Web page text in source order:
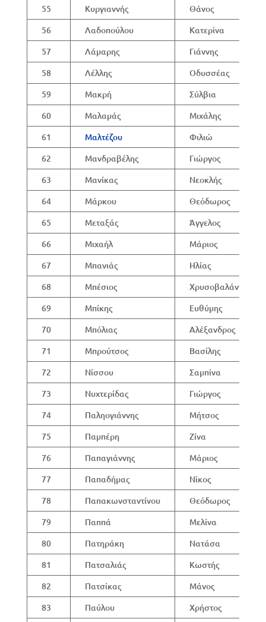
55 Κυργιαννής
Θάνος
56
Λαδοπούλου
Κατερίνα
57
Λάμαρης
Γιάννης
58
Λέλλης
Οδυσσέας
59
Μακρή
Σύλβια
60
Μαλαμάς
Μιχάλης
61
Μαλτέζου
Φιλιώ
62
Μανδραβέλης
Γιώργος
63
Μανίκας
Νεοκλής
64
Μάρκου
Θεόδωρος
65
Μεταξάς
Άγγελος
66
Μιχαήλ
Μάριος
67
Μπανιάς
Ηλίας
68
Μπέσιος
Χρυσοβαλάντης
69
Μπίκης
Ευθύμης
70
Μπόλιας
Αλέξανδρος
71
Μπρούτσος
Βασίλης
72
Νίσσου
Σαμπίνα
73
Νυχτερίδας
Γιώργος
74
Παληογιάννης
Μήτσος
75
Παμπέρη
Ζίνα
76
Παπαγιάννης
Μάριος
77
Παπαδήμας
Νίκος
78
Παπακωνσταντίνου
Θεόδωρος
79
Παππά
Μελίνα
80
Πατηράκη
Νατάσα
81
Πατσαλιάς
Κωστής
82
Πατσίκας
Μάνος
83
Παύλου
Χρήστος